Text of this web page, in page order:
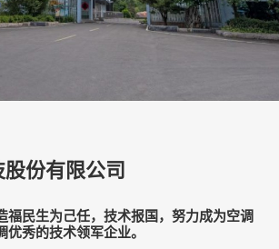
份有限公司
福民生为己任，技术报国，努力成为空调
秀的技术领军企业。